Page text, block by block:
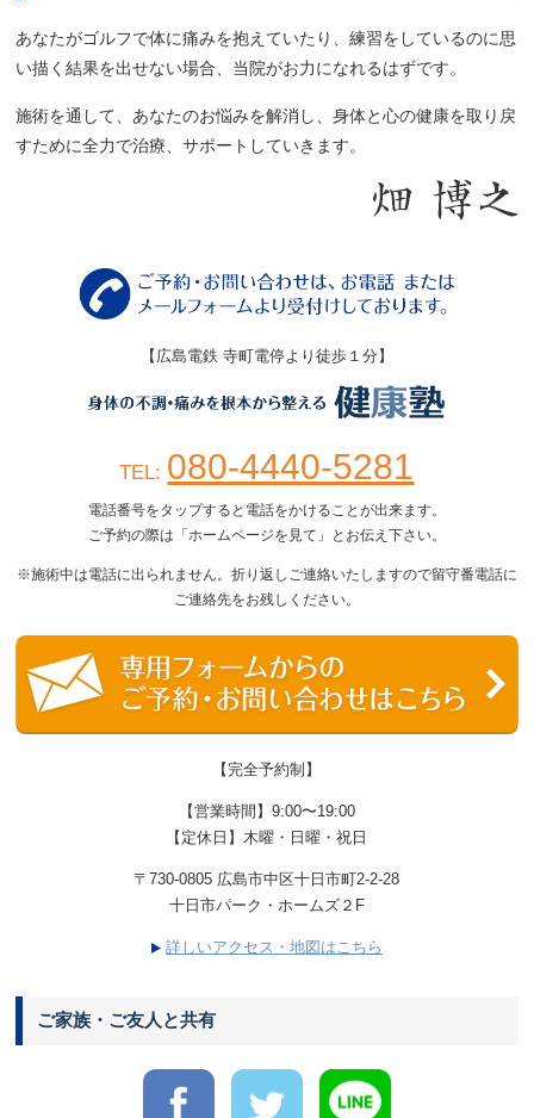
あなたがゴルフで体に痛みを抱えていたり、練習をしているのに思
い描く結果を出せない場合、当院がお力になれるはずです。
施術を通して、あなたのお悩みを解消し、身体と心の健康を取り戻
すために全力で治療、サポートしていきます。
【広島電鉄 寺町電停より徒歩１分】
TEL: 080-4440-5281
電話番号をタップすると電話をかけることが出来ます。
ご予約の際は「ホームページを見て」とお伝え下さい。
※施術中は電話に出られません。折り返しご連絡いたしますので留守番電話に
ご連絡先をお残しください。
【完全予約制】
【営業時間】9:00〜19:00
【定休日】木曜・日曜・祝日
〒730-0805 広島市中区十日市町2-2-28
十日市パーク・ホームズ２F
詳しいアクセス・地図はこちら
ご家族・ご友人と共有